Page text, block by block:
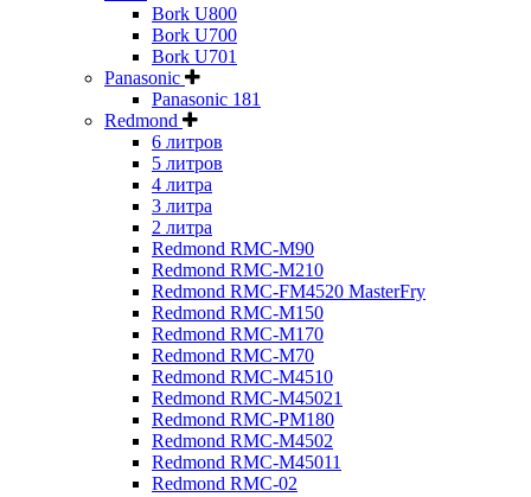
Bork U800
Bork U700
Bork U701
Panasonic
Panasonic 181
Redmond
6 литров
5 литров
4 литра
3 литра
2 литра
Redmond RMC-M90
Redmond RMC-M210
Redmond RMC-FM4520 MasterFry
Redmond RMC-M150
Redmond RMC-M170
Redmond RMC-M70
Redmond RMC-M4510
Redmond RMC-M45021
Redmond RMC-PM180
Redmond RMC-M4502
Redmond RMC-M45011
Redmond RMC-02